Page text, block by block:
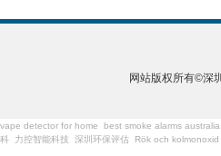
网站版权所有©深
vape detector for home best smoke alarms australia
科
力控智能科技 深圳环保评估 Rök och